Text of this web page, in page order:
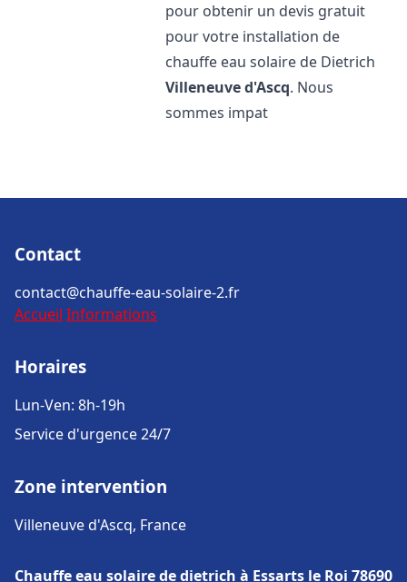
pour obtenir un devis gratuit
pour votre installation de
chauffe eau solaire de Dietrich
Villeneuve d'Ascq. Nous
sommes impat
Contact
contact@chauffe-eau-solaire-2.fr
Accueil Informations
Horaires
Lun-Ven: 8h-19h
Service d'urgence 24/7
Zone intervention
Villeneuve d'Ascq, France
Chauffe eau solaire de dietrich à Essarts le Roi 78690